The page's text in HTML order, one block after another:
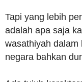
Tapi yang lebih
adalah apa saja
wasathiyah dalam
negara bahkan